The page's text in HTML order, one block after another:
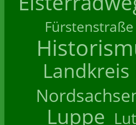
Landkreis
Luppe